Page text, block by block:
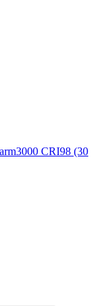
CRI98 (30